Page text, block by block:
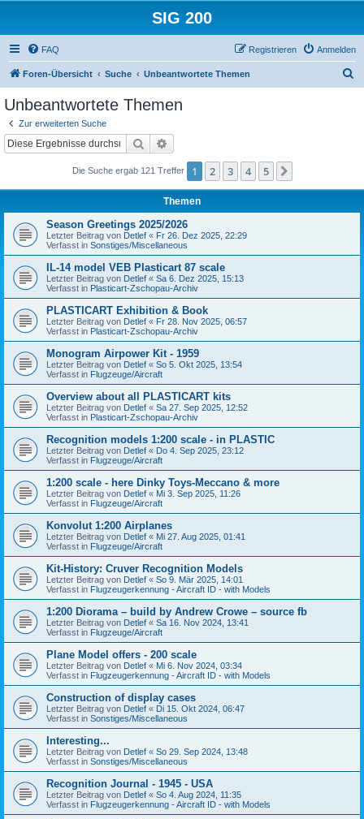
SIG 200
FAQ Anmelden
Registrieren
Foren-Übersicht Suche Unbeantwortete Themen
Unbeantwortete Themen
Zur erweiterten Suche
Suche
Die Suche ergab 121 Treffer 1 2 3 4 5
Themen
Season Greetings 2025/2026
Letzter Beitrag von Detlef « Fr 26. Dez 2025, 22:29
Verfasst in Sonstiges/Miscellaneous
IL-14 model VEB Plasticart 87 scale
Letzter Beitrag von Detlef « Sa 6. Dez 2025, 15:13
Verfasst in Plasticart-Zschopau-Archiv
PLASTICART Exhibition & Book
Letzter Beitrag von Detlef « Fr 28. Nov 2025, 06:57
Verfasst in Plasticart-Zschopau-Archiv
Monogram Airpower Kit - 1959
Letzter Beitrag von Detlef « So 5. Okt 2025, 13:54
Verfasst in Flugzeuge/Aircraft
Overview about all PLASTICART kits
Letzter Beitrag von Detlef « Sa 27. Sep 2025, 12:52
Verfasst in Plasticart-Zschopau-Archiv
Recognition models 1:200 scale - in PLASTIC
Letzter Beitrag von Detlef « Do 4. Sep 2025, 23:12
Verfasst in Flugzeuge/Aircraft
1:200 scale - here Dinky Toys-Meccano & more
Letzter Beitrag von Detlef « Mi 3. Sep 2025, 11:26
Verfasst in Flugzeuge/Aircraft
Konvolut 1:200 Airplanes
Letzter Beitrag von Detlef « Mi 27. Aug 2025, 01:41
Verfasst in Flugzeuge/Aircraft
Kit-History: Cruver Recognition Models
Letzter Beitrag von Detlef « So 9. Mär 2025, 14:01
Verfasst in Flugzeugerkennung - Aircraft ID - with Models
1:200 Diorama – build by Andrew Crowe – source fb
Letzter Beitrag von Detlef « Sa 16. Nov 2024, 13:41
Verfasst in Flugzeuge/Aircraft
Plane Model offers - 200 scale
Letzter Beitrag von Detlef « Mi 6. Nov 2024, 03:34
Verfasst in Flugzeugerkennung - Aircraft ID - with Models
Construction of display cases
Letzter Beitrag von Detlef « Di 15. Okt 2024, 06:47
Verfasst in Sonstiges/Miscellaneous
Interesting...
Letzter Beitrag von Detlef « So 29. Sep 2024, 13:48
Verfasst in Sonstiges/Miscellaneous
Recognition Journal - 1945 - USA
Letzter Beitrag von Detlef « So 4. Aug 2024, 11:35
Verfasst in Flugzeugerkennung - Aircraft ID - with Models